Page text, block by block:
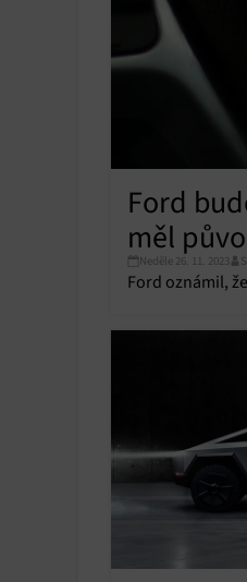
Ford
měl
Neděle 26. 11. 2023
Ford oznámil,